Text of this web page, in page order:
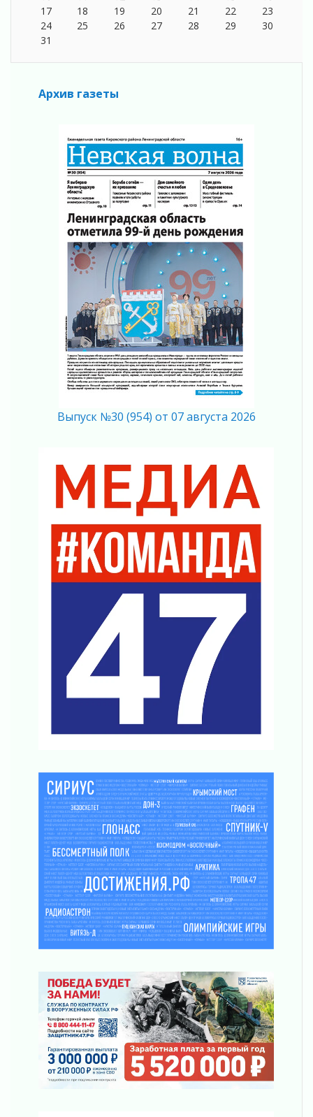
04 августа 2026
Что делать со сбережениями
04 августа 2026
Награды нашли строителей
Ленобласть повышает производительность
Поддержка волонтерских объединений
03 августа 2026
Ладожский мост полностью закроют на два
Музеи Ленобласти обновляют пространства
03 августа 2026
Новая площадка: 2027
03 августа 2026
Часть медиков в Ленобласти сможет
рассчитывать на доплату от региона
03 августа 2026
За сутки в Ленинградской области
ликвидировали 10 пожаров
03 августа 2026
Клюква наливается, но в корзинку пока не
03 августа 2026
03 августа 2026
Шесть новых жизней в честь дня рождения
Ленинградской области
Уроки безопасности для детей и взрослых
03 августа 2026
Ленобласть отмечает День Воздушно-
десантных войск
«Активное лето»
Ленобласть отметила заслуги жителей перед
регионом и страной
02 августа 2026
Ладога — не пруд
ПСК через Гослуслуги напомнит жителям
02 августа 2026
Пропавшего подростка нашли в Кировском
районе Ленобласти
02 августа 2026
Жителям Ленобласти напомнили, как
действовать при укусе клеща
02 августа 2026
В Ивангороде назвали новых почетных
граждан Ленинградской области
02 августа 2026
Готовность №1
02 августа 2026
отправили на реставрацию
02 августа 2026
Ленобласть внедрила передовую подготовку
операторов БПЛА
02 августа 2026
В Ивангороде появилась «Избушка-
воробушка»
17
18 19 20 21 22
23
24
25 26 27 28 29
30
31
Архив газеты
Выпуск №30 (954) от 07 августа 2026